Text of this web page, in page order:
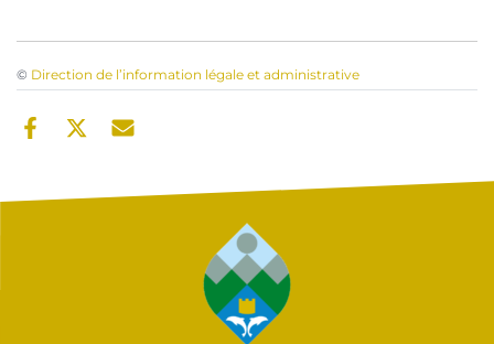
© Direction de l’information légale et administrative